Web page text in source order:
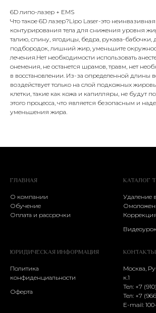
6D липо-лазер + EMS
Что такое 6D лазер?Lipo Laser-это неинвазивная
контурирования тела для снижения уровня
талию, спину, ягодицы, бедра, рукава-бабочки,
подбородок, лишний жир, уменьшите
лечения.Нет необходимости использовать
онемения, не останется шрамов, травм, нет
в восстановлении. Из-за определенной длины
воздействует только на слой подкожных
клетки, такие как кожа и капилляры, не будут
этого процесса, что является безопасным и
уменьшения жира.
ГЛАВНАЯ
О компании
Обучение
Оплата и рассрочки
КАТАЛОГ
Удаление
ЮРИДИЧЕСКАЯ ИНФОРМАЦИЯ
Политика
конфиденциальности
Оферта
КОНТАКТЫ
Москва,
к.1
Тел: +7
Тел: +7
E-mail: